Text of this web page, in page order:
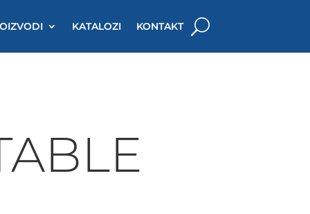
KATALOZI KONTAKT